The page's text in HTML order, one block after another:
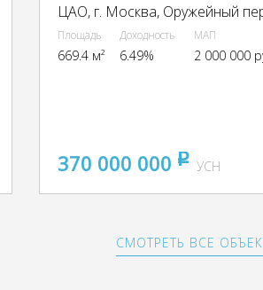
ЦАО, г. Москва, Оружейный
Площадь
669.4 м²
Доходность
6.49%
МАП
2 000 000
370 000 000 pуб
УСН
СМОТРЕТЬ ВСЕ